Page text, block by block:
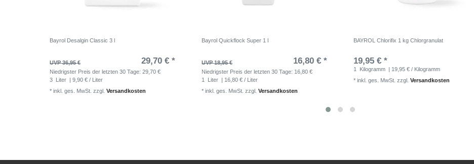
Bayrol Desalgin Classic 3 l
UVP 36,95 € 29,70 € *
Niedrigster Preis der letzten 30 Tage:29,70 €
3 Liter | 9,90 € / Liter
*inkl. ges. MwSt. zzgl.Versandkosten
Bayrol Quickflock Super 1 l
UVP 18,95 € 16,80 € *
Niedrigster Preis der letzten 30 Tage: 16,80 €
1
Liter | 16,80 € / Liter
*inkl. ges. MwSt. zzgl.Versandkosten
BAYROL Chlorifix 1 kg Chlorgranulat
19,95 € *
1 Kilogramm | 19,95 € / Kilogramm
*inkl. ges. MwSt. zzgl.Versandkosten